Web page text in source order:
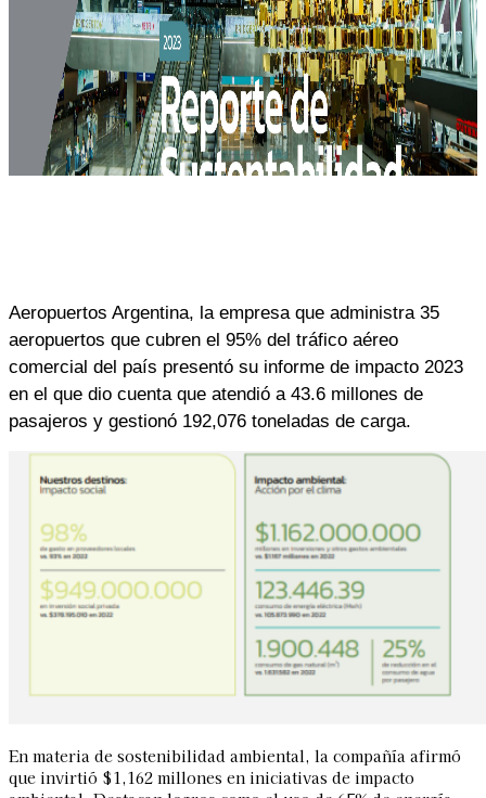
Aeropuertos Argentina, la empresa que administra 35
aeropuertos que cubren el 95% del tráfico aéreo
comercial del país presentó su informe de impacto 2023
en el que dio cuenta que atendió a 43.6 millones de
pasajeros y gestionó 192,076 toneladas de carga.
En materia de sostenibilidad ambiental, la compañía afirmó
que invirtió $1,162 millones en iniciativas de impacto